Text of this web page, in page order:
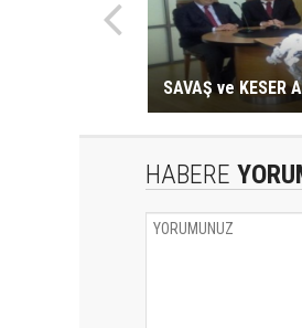
SAVAŞ ve KESER
HABERE